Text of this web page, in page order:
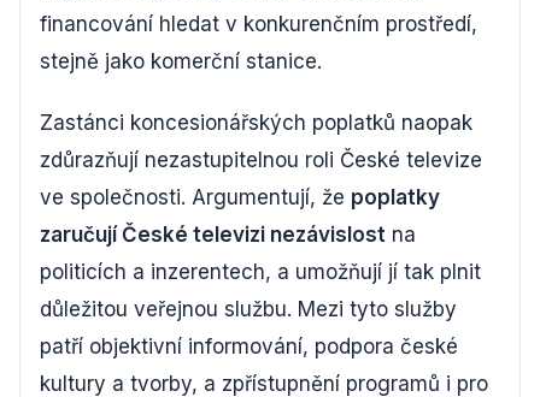
financování hledat v konkurenčním prostředí,
stejně jako komerční stanice.
Zastánci koncesionářských poplatků naopak
zdůrazňují nezastupitelnou roli České televize
ve společnosti. Argumentují, že poplatky
zaručují České televizi nezávislost na
politicích a inzerentech, a umožňují jí tak plnit
důležitou veřejnou službu. Mezi tyto služby
patří objektivní informování, podpora české
kultury a tvorby, a zpřístupnění programů i pro